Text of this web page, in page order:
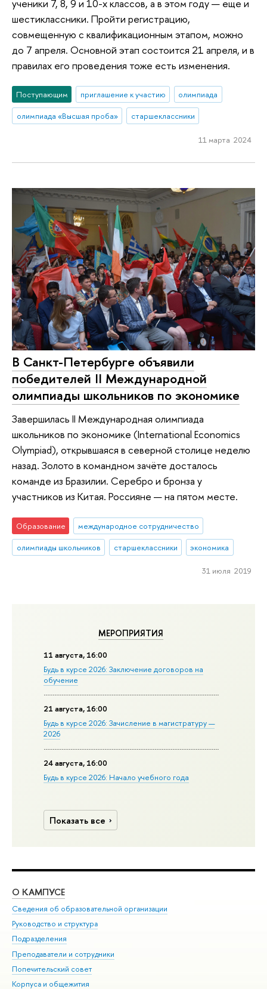
МЕРОПРИЯТИЯ
11 августа, 16:00
Будь в курсе 2026: Заключение договоров на
обучение
21 августа, 16:00
Будь в курсе 2026: Зачисление в магистратуру —
2026
24 августа, 16:00
Будь в курсе 2026: Начало учебного года
Показать все
ученики 7, 8, 9 и 10-х классов, а в этом году — еще и
шестиклассники. Пройти регистрацию,
совмещенную с квалификационным этапом, можно
до 7 апреля. Основной этап состоится 21 апреля, и в
правилах его проведения тоже есть изменения.
Поступающим приглашение к участию
олимпиада
олимпиада «Высшая проба»
старшеклассники
11 марта 2024
В Санкт-Петербурге объявили
победителей II Международной
олимпиады школьников по экономике
Завершилась II Международная олимпиада
школьников по экономике (International Economics
Olympiad), открывшаяся в северной столице неделю
назад. Золото в командном зачёте досталось
команде из Бразилии. Серебро и бронза у
участников из Китая. Россияне — на пятом месте.
Образование
международное сотрудничество
олимпиады школьников
старшеклассники экономика
31 июля 2019
О КАМПУСЕ
Сведения об образовательной организации
Руководство и структура
Подразделения
Преподаватели и сотрудники
Попечительский совет
Корпуса и общежития